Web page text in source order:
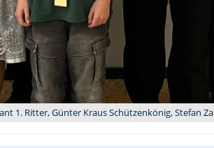
1. Ritter, Günter Kraus Schützenkönig, Stefan